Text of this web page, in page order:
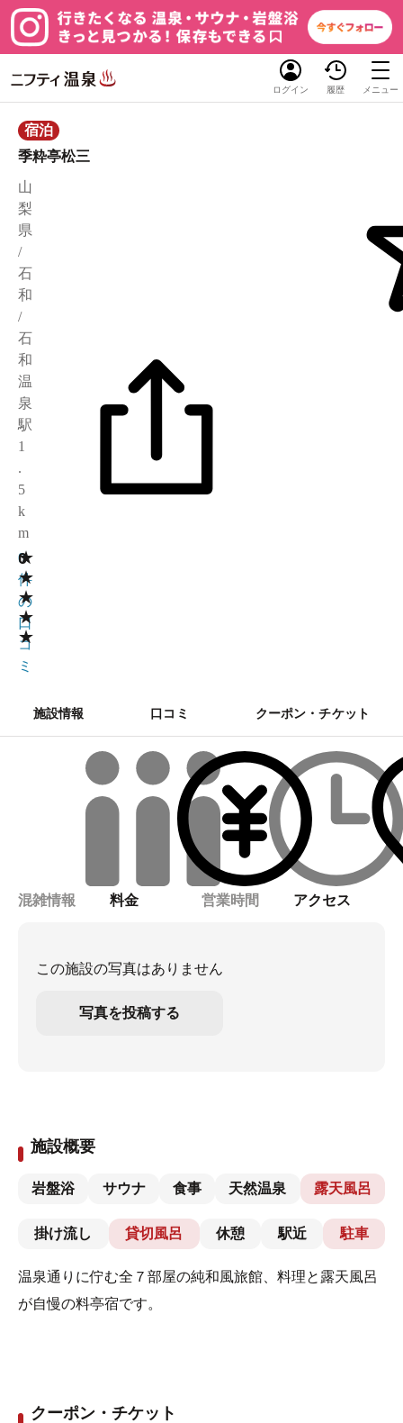
ログイン 履歴 メニュー
宿泊
季粋亭松三
山
梨
県
/
石
和
/
石
和
温
泉
駅
1
.
5
k
m
★
★
★
★
★
0
0
件
の
口
コ
ミ
施設情報 口コミ クーポン・チケット
混雑情報 料金 営業時間 アクセス
この施設の写真はありません
写真を投稿する
施設概要
岩盤浴 サウナ 食事 天然温泉 露天風呂
掛け流し 貸切風呂 休憩 駅近 駐車
温泉通りに佇む全７部屋の純和風旅館、料理と露天風呂
が自慢の料亭宿です。
クーポン・チケット